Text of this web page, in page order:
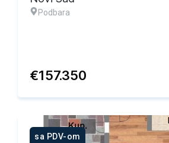
Podbara
€157.350
sa PDV-om